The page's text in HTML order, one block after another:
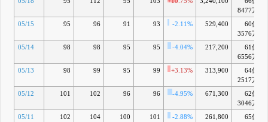
8477万
05/15
95 96 91 93 -2.11% 529,400
60億
3576万
05/14
98 98 95 95 -4.04% 217,200
61億
6556万
05/13
98 99 95 99 +3.13% 313,900
64億
2517万
05/12
101 102 96 96 -4.95% 671,300
62億
3046万
05/11
102 104 100 101 -2.88% 261,800
65億